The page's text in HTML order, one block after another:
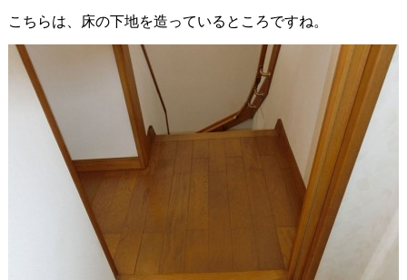
こちらは、床の下地を造っているところですね。